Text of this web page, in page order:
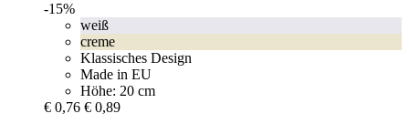
-15%
weiß
creme
Klassisches Design
Made in EU
Höhe: 20 cm
€ 0,76 € 0,89